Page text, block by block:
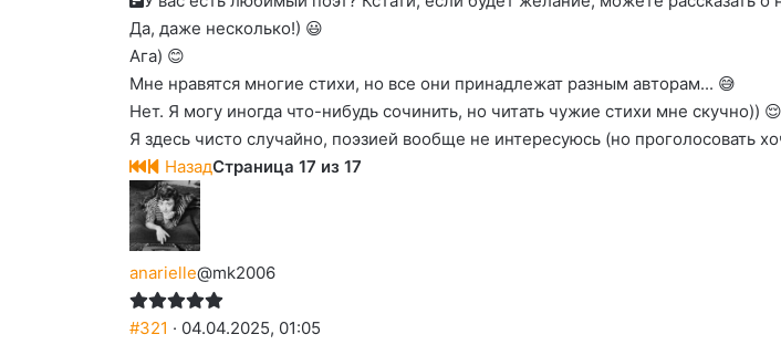
Да, даже несколько!) 😃
Ага) 😊
Мне нравятся многие стихи, но все они принадлежат разным авторам... 😅
Нет. Я могу иногда что-нибудь сочинить, но читать чужие стихи мне скучно)) 😌
Я здесь чисто случайно, поэзией вообще не интересуюсь (но проголосовать
НазадСтраница 17 из 17
anarielle@mk2006
#321 · 04.04.2025, 01:05